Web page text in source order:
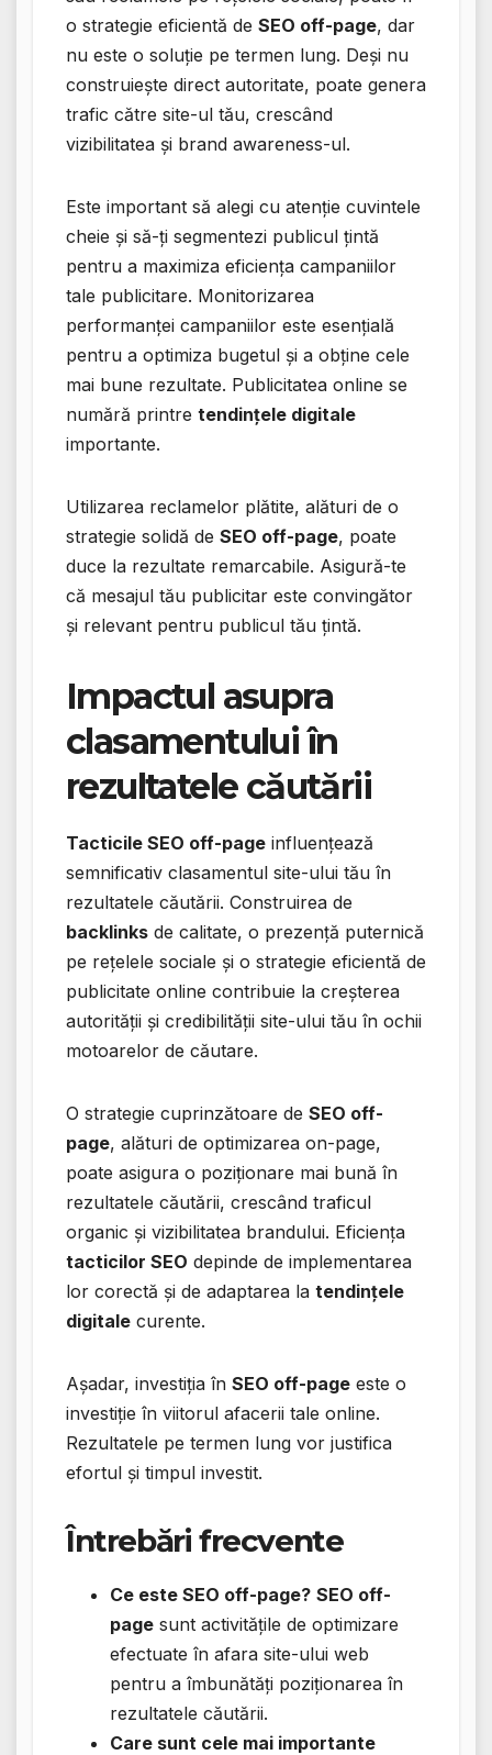
o strategie eficientă de SEO off-page, dar
nu este o soluție pe termen lung. Deși nu
construiește direct autoritate, poate genera
trafic către site-ul tău, crescând
vizibilitatea și brand awareness-ul.
Este important să alegi cu atenție cuvintele
cheie și să-ți segmentezi publicul țintă
pentru a maximiza eficiența campaniilor
tale publicitare. Monitorizarea
performanței campaniilor este esențială
pentru a optimiza bugetul și a obține cele
mai bune rezultate. Publicitatea online se
numără printre tendințele digitale
importante.
Utilizarea reclamelor plătite, alături de o
strategie solidă de SEO off-page, poate
duce la rezultate remarcabile. Asigură-te
că mesajul tău publicitar este convingător
și relevant pentru publicul tău țintă.
Impactul asupra
clasamentului în
rezultatele căutării
Tacticile SEO off-page influențează
semnificativ clasamentul site-ului tău în
rezultatele căutării. Construirea de
backlinks de calitate, o prezență puternică
pe rețelele sociale și o strategie eficientă de
publicitate online contribuie la creșterea
autorității și credibilității site-ului tău în ochii
motoarelor de căutare.
O strategie cuprinzătoare de SEO off-
page, alături de optimizarea on-page,
poate asigura o poziționare mai bună în
rezultatele căutării, crescând traficul
organic și vizibilitatea brandului. Eficiența
tacticilor SEO depinde de implementarea
lor corectă și de adaptarea la tendințele
digitale curente.
Așadar, investiția în SEO off-page este o
investiție în viitorul afacerii tale online.
Rezultatele pe termen lung vor justifica
efortul și timpul investit.
Întrebări frecvente
Ce este SEO off-page? SEO off-
page sunt activitățile de optimizare
efectuate în afara site-ului web
pentru a îmbunătăți poziționarea în
rezultatele căutării.
Care sunt cele mai importante